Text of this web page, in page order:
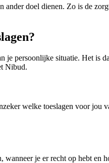
ander doel dienen. Zo is de
je persoonlijke situatie. Het is
Nibud.
welke toeslagen voor jou
je er recht op hebt